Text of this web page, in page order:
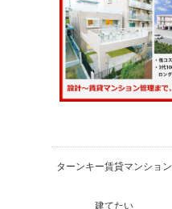
ターンキー賃貸マンション
建てたい